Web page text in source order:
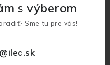
s výberom
Sme tu pre vás!
@iled.sk